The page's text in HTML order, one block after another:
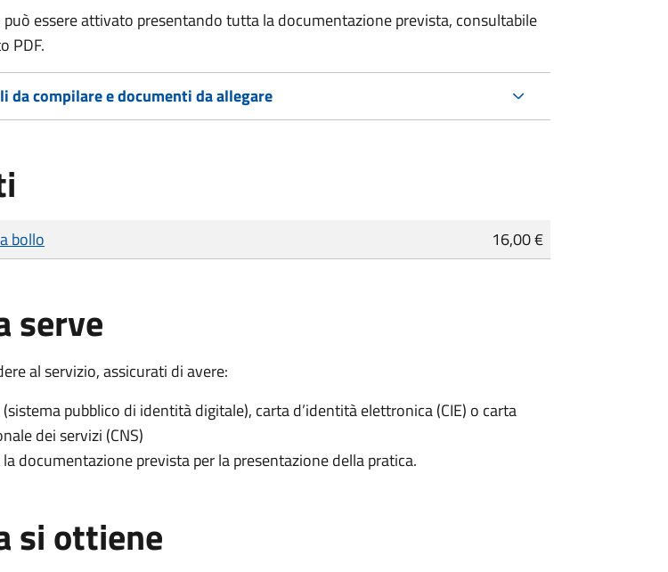
può essere attivato presentando tutta la documentazione prevista, consultabile
PDF.
da compilare e documenti da allegare
bollo 16,00 €
serve
al servizio, assicurati di avere:
(sistema pubblico di identità digitale), carta d’identità elettronica (CIE) o carta
dei servizi (CNS)
documentazione prevista per la presentazione della pratica.
si ottiene